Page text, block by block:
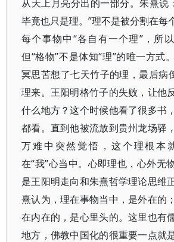
从天上月亮分出的一部分。朱熹说
毕竟也只是理。”理不是被分割在每
每个事物中“各自有一个理”，所以
但“格物”不是体知“理”的唯一方式
冥思苦想了七天竹子的理，最后病
理来。王阳明格竹子的失败，让他
什么地方？这个时候他看了很多书
都看。直到他被流放到贵州龙场驿
万难中突然觉悟，这个理根本
在“我”心当中。心即理也，心外无
是王阳明走向和朱熹哲学理论思维
熹认为，理在事物当中，是外在的
在内在的，是心里头的。这里也有
地方，佛教中国化的很重要一点就